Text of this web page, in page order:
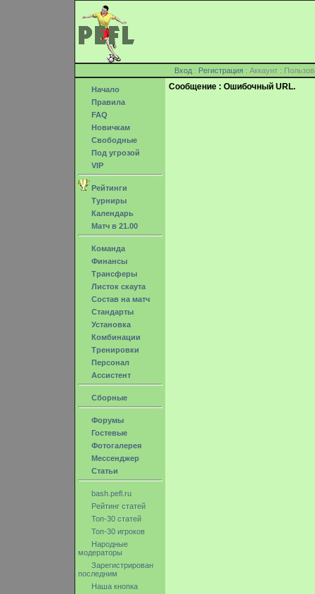
Вход : Регистрация : Аккаунт :
Начало
Правила
FAQ
Новичкам
Свободные
Под угрозой
VIP
Рейтинги
Турниры
Календарь
Матч в 21.00
Команда
Финансы
Трансферы
Листок скаута
Состав на матч
Стандарты
Установка
Комбинации
Тренировки
Персонал
Ассистент
Сборные
Форумы
Гостевые
Фотогалерея
Мессенджер
Статьи
bash.pefl.ru
Рейтинг статей
Топ-30 статей
Топ-30 игроков
Народные
модераторы
Зарегистрирован
последним
Наша кнопка
Сообщение : Ошибочный URL.